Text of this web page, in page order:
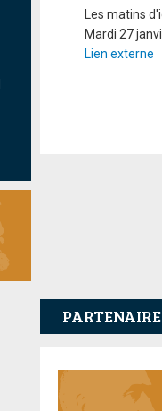
Les matins
Mardi 27
Lien externe